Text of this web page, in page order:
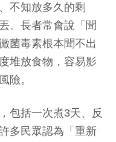
不知放多久的剩
。長者常會說「聞
菌毒素根本聞不出
堆放食物，容易影
險。
包括一次煮3天、反
多民眾認為「重新